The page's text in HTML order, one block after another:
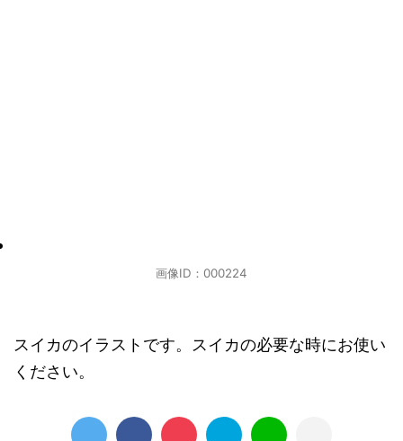
画像ID：000224
スイカのイラストです。スイカの必要な時にお使い
ください。